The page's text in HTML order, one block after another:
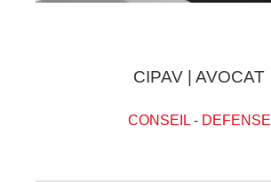
CIPAV | AVOCAT
CONSEIL- DEFENSE